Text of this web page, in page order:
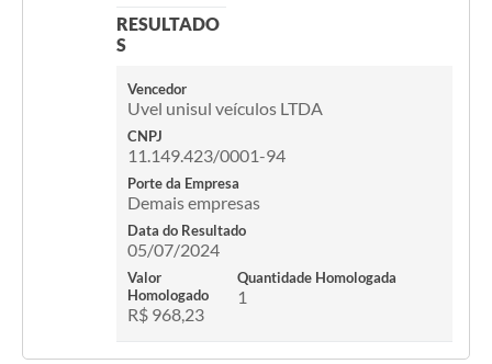
RESULTADO
S
Vencedor
Uvel unisul veículos LTDA
CNPJ
11.149.423/0001-94
Porte da Empresa
Demais empresas
Data do Resultado
05/07/2024
Valor
Homologado
R$ 968,23
Quantidade Homologada
1